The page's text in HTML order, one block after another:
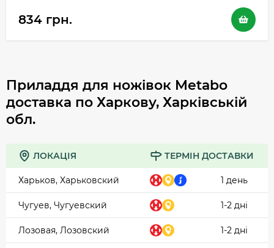
834 грн.
Приладдя для ножівок Metabo
доставка по Харкову, Харківській
обл.
ЛОКАЦІЯ ТЕРМІН ДОСТАВКИ
Харьков, Харьковский 1 день
Чугуев, Чугуевский 1-2 дні
Лозовая, Лозовский 1-2 дні